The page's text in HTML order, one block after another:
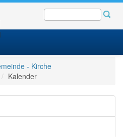
- Kirche
Kalender